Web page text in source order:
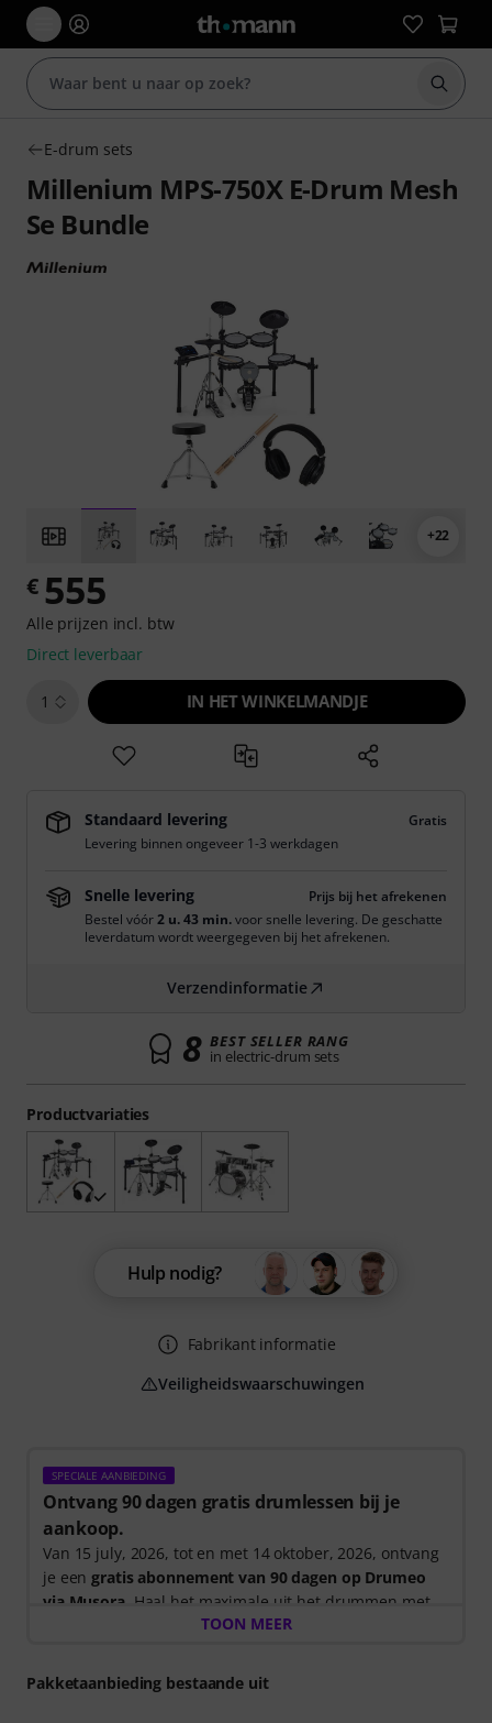
Zoek
E-drum sets
Millenium MPS-750X E-Drum Mesh
Se Bundle
+22
SPECIALE AANBIEDING
Ontvang 90 dagen gratis drumlessen bij je
aankoop.
Van 15 july, 2026, tot en met 14 oktober, 2026, ontvang
je eengratis abonnement van 90 dagen op Drumeo
via Musora. Haal het maximale uit het drummen met
een begeleid leertraject dat je precies laat zien wat je
bent aan het uitzoeken waar je moet beginnen en meer
tijd hebt om te spelen.
TOON MEER
Pakketaanbieding bestaande uit
Productvariaties
€ 555
Alle prijzen incl. btw
Direct leverbaar
1 IN HET WINKELMANDJE
Standaard levering
Gratis
Levering binnen ongeveer 1-3 werkdagen
Snelle levering
Prijs bij het afrekenen
Bestel vóór2 u. 43 min.voor snelle levering. De geschatte
leverdatum wordt weergegeven bij het afrekenen.
Verzendinformatie
8 BEST SELLER RANG
in electric-drum sets
Hulp nodig?
Fabrikant informatie
Veiligheidswaarschuwingen